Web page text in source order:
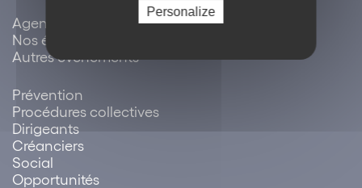
Agenda / évènements
Nos évènements
Autres évènements
Prévention
Procédures collectives
Dirigeants
Créanciers
Social
Opportunités
Personalize